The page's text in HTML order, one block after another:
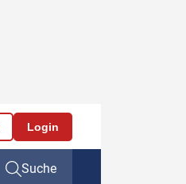
Login
Suche